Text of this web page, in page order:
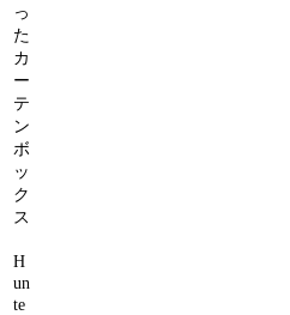
っ
た
カ
ー
テ
ン
ボ
ッ
ク
ス
H
un
te